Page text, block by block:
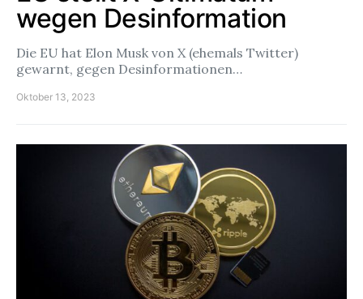
wegen Desinformation
Die EU hat Elon Musk von X (ehemals Twitter)
gewarnt, gegen Desinformationen…
Oktober 13, 2023